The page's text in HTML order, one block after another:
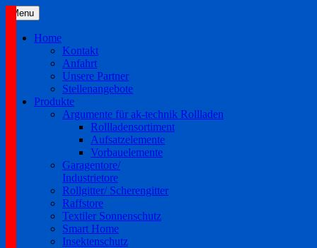
Skip
content
Menu
Home
Kontakt
Anfahrt
Unsere Partner
Stellenangebote
Produkte
Argumente für ak-technik Rollladen
Rollladensortiment
Aufsatzelemente
Vorbauelemente
Garagentore/
Industrietore
Rollgitter/ Scherengitter
Raffstore
Textiler Sonnenschutz
Smart Home
Insektenschutz